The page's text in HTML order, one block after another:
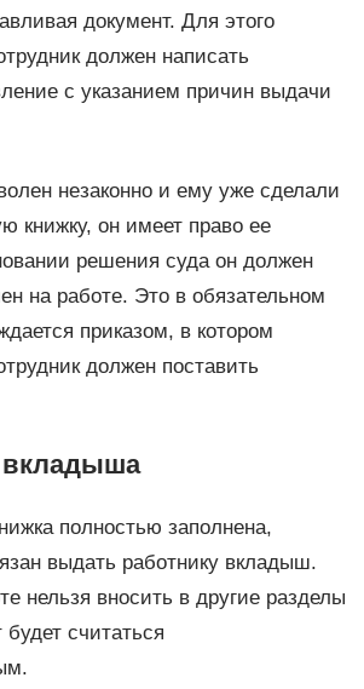
документ. Для этого
должен написать
с указанием причин выдачи
незаконно и ему уже сделали
книжку, он имеет право ее
решения суда он должен
на работе. Это в обязательном
приказом, в котором
должен поставить
вкладыша
полностью заполнена,
выдать работнику вкладыш.
нельзя вносить в другие разделы
считаться